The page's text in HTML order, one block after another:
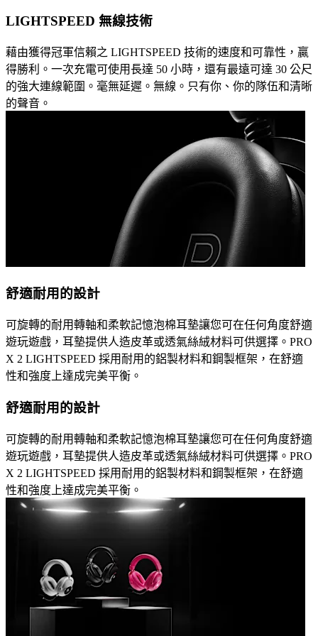
LIGHTSPEED 無線技術
藉由獲得冠軍信賴之 LIGHTSPEED 技術的速度和可靠性，贏
得勝利。一次充電可使用長達 50 小時，還有最遠可達 30 公尺
的強大連線範圍。毫無延遲。無線。只有你、你的隊伍和清晰
的聲音。
舒適耐用的設計
可旋轉的耐用轉軸和柔軟記憶泡棉耳墊讓您可在任何角度舒適
遊玩遊戲，耳墊提供人造皮革或透氣絲絨材料可供選擇。PRO
X 2 LIGHTSPEED 採用耐用的鋁製材料和鋼製框架，在舒適
性和強度上達成完美平衡。
舒適耐用的設計
可旋轉的耐用轉軸和柔軟記憶泡棉耳墊讓您可在任何角度舒適
遊玩遊戲，耳墊提供人造皮革或透氣絲絨材料可供選擇。PRO
X 2 LIGHTSPEED 採用耐用的鋁製材料和鋼製框架，在舒適
性和強度上達成完美平衡。